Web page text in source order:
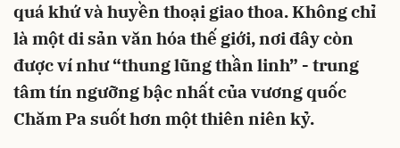
quá khứ và huyền thoại giao thoa. Không chỉ
là một di sản văn hóa thế giới, nơi đây còn
được ví như “thung lũng thần linh” - trung
tâm tín ngưỡng bậc nhất của vương quốc
Chăm Pa suốt hơn một thiên niên kỷ.